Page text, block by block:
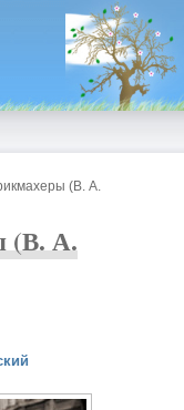
(В. А.
(В. А.